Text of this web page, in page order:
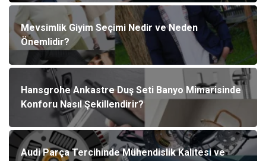
Mevsimlik Giyim Seçimi Nedir ve Neden
Önemlidir?
Hansgrohe Ankastre Duş Seti Banyo Mimarisinde
Konforu Nasıl Şekillendirir?
Audi Parça Tercihinde Mühendislik Kalitesi ve